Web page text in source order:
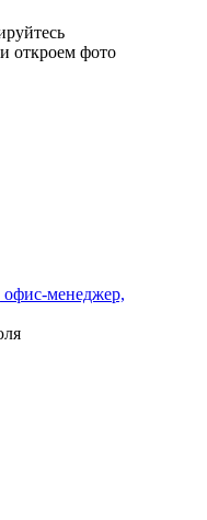
откроем фото
менеджер,